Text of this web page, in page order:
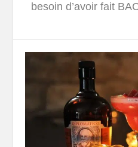
besoin d’avoir fait